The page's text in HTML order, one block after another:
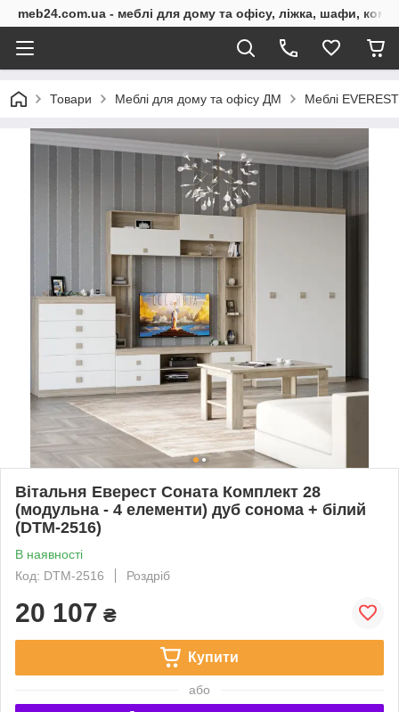
meb24.com.ua - меблі для дому та офісу, ліжка, шафи,
Товари Меблі для дому та офісу ДМ Меблі
Вітальня Еверест Соната Комплект 28
(модульна - 4 елементи) дуб сонома + білий
(DTM-2516)
В наявності
Код: DTM-2516
Роздріб
20 107 ₴
Купити
або